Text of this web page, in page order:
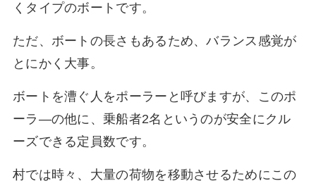
くタイプのボートです。
ただ、ボートの長さもあるため、バランス感覚が
とにかく大事。
ボートを漕ぐ人をポーラーと呼びますが、このポ
ーラ―の他に、乗船者2名というのが安全にクル
ーズできる定員数です。
村では時々、大量の荷物を移動させるためにこの